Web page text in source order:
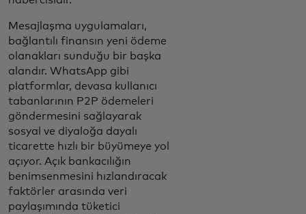
Mesajlaşma uygulamaları,
bağlantılı finansın yeni ödeme
olanakları sunduğu bir başka
alandır. WhatsApp gibi
platformlar, devasa kullanıcı
tabanlarının P2P ödemeleri
göndermesini sağlayarak
sosyal ve diyaloğa dayalı
ticarette hızlı bir büyümeye yol
açıyor. Açık bankacılığın
benimsenmesini hızlandıracak
faktörler arasında veri
paylaşımında tüketici